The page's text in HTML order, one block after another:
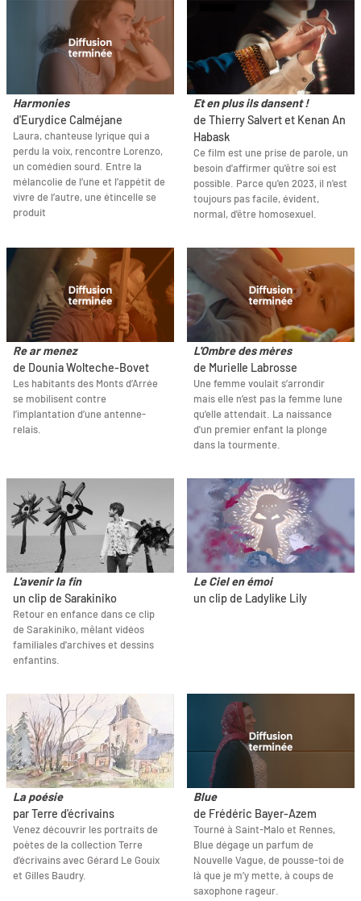
Harmonies
d'Eurydice Calméjane
Laura, chanteuse lyrique qui a
perdu la voix, rencontre Lorenzo,
un comédien sourd. Entre la
mélancolie de l’une et l’appétit de
vivre de l’autre, une étincelle se
produit
Et en plus ils dansent !
de Thierry Salvert et Kenan An
Habask
Ce film est une prise de parole, un
besoin d'affirmer qu'être soi est
possible. Parce qu'en 2023, il n'est
toujours pas facile, évident,
normal, d'être homosexuel.
Re ar menez
de Dounia Wolteche-Bovet
Les habitants des Monts d’Arrée
se mobilisent contre
l’implantation d’une antenne-
relais.
L'Ombre des mères
de Murielle Labrosse
Une femme voulait s’arrondir
mais elle n’est pas la femme lune
qu’elle attendait. La naissance
d'un premier enfant la plonge
dans la tourmente.
L'avenir la fin
un clip de Sarakiniko
Retour en enfance dans ce clip
de Sarakiniko, mêlant vidéos
familiales d'archives et dessins
enfantins.
Le Ciel en émoi
un clip de Ladylike Lily
La poésie
par Terre d'écrivains
Venez découvrir les portraits de
poètes de la collection Terre
d'écrivains avec Gérard Le Gouix
et Gilles Baudry.
Blue
de Frédéric Bayer-Azem
Tourné à Saint-Malo et Rennes,
Blue dégage un parfum de
Nouvelle Vague, de pousse-toi de
là que je m’y mette, à coups de
saxophone rageur.